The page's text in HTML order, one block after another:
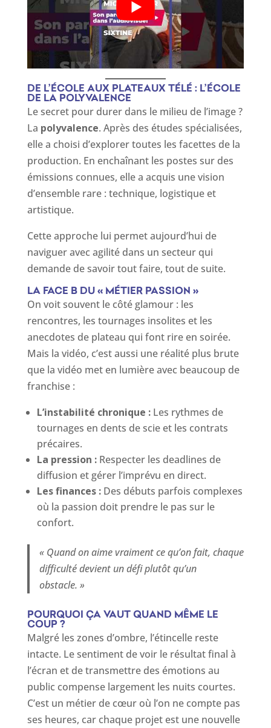
DE L’ÉCOLE AUX PLATEAUX TÉLÉ : L’ÉCOLE
DE LA POLYVALENCE
Le secret pour durer dans le milieu de l’image ?
La polyvalence. Après des études spécialisées,
elle a choisi d’explorer toutes les facettes de la
production. En enchaînant les postes sur des
émissions connues, elle a acquis une vision
d’ensemble rare : technique, logistique et
artistique.
Cette approche lui permet aujourd’hui de
naviguer avec agilité dans un secteur qui
demande de savoir tout faire, tout de suite.
LA FACE B DU « MÉTIER PASSION »
On voit souvent le côté glamour : les
rencontres, les tournages insolites et les
anecdotes de plateau qui font rire en soirée.
Mais la vidéo, c’est aussi une réalité plus brute
que la vidéo met en lumière avec beaucoup de
franchise :
L’instabilité chronique :Les rythmes de
tournages en dents de scie et les contrats
précaires.
La pression :Respecter les deadlines de
diffusion et gérer l’imprévu en direct.
Les finances :Des débuts parfois complexes
où la passion doit prendre le pas sur le
confort.
« Quand on aime vraiment ce qu’on fait, chaque
difficulté devient un défi plutôt qu’un
obstacle. »
POURQUOI ÇA VAUT QUAND MÊME LE
COUP ?
Malgré les zones d’ombre, l’étincelle reste
intacte. Le sentiment de voir le résultat final à
l’écran et de transmettre des émotions au
public compense largement les nuits courtes.
C’est un métier de cœur où l’on ne compte pas
ses heures, car chaque projet est une nouvelle